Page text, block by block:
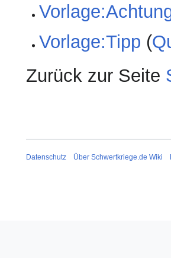
Vorlage:Tipp (
Zurück zur Seite
Datenschutz Über Schwertkriege.de Wiki